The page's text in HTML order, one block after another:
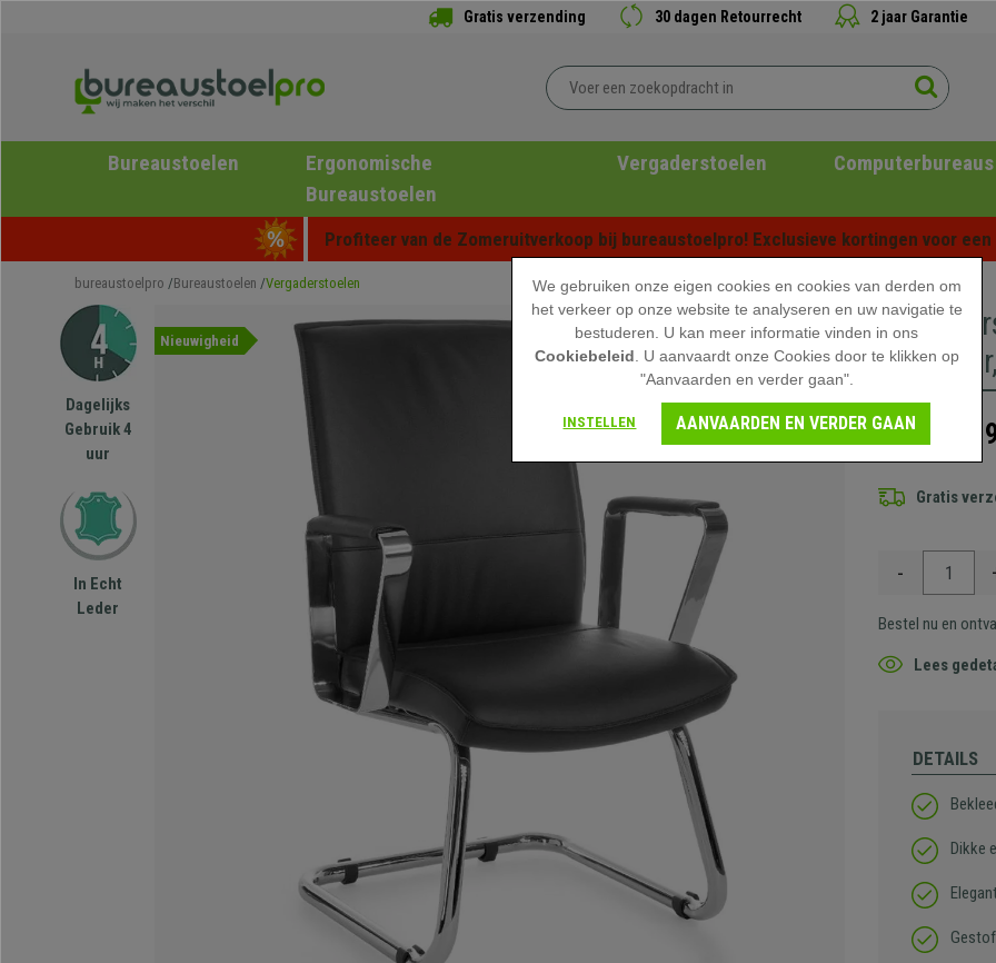
Gratis verzending 30 dagen Retourrecht 2 jaar Garantie
Bureaustoelen
Ergonomische
Bureaustoelen
Vergaderstoelen Computerbureaus
Profiteer van de Zomeruitverkoop bij bureaustoelpro! Exclusieve kortingen voor
bureaustoelpro Bureaustoelen Vergaderstoelen
Dagelijks
Gebruik 4
uur
In Echt
Leder
Nieuwigheid
699,90 €
Gratis
-
Bestel nu en
Lees
DETAILS
Dikke
We gebruiken onze eigen cookies en cookies van derden om
het verkeer op onze website te analyseren en uw navigatie te
bestuderen. U kan meer informatie vinden in ons
Cookiebeleid . U aanvaardt onze Cookies door te klikken op
"Aanvaarden en verder gaan".
INSTELLEN AANVAARDEN EN VERDER GAAN